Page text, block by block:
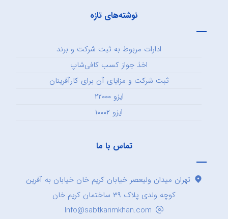
نوشته‌های تازه
ادارات مربوط به ثبت شرکت و برند
اخذ جواز کسب کافی‌شاپ
ثبت شرکت و مزایای آن برای کارآفرینان
ایزو ۲۲۰۰۰
ایزو ۱۰۰۰۲
تماس با ما
تهران میدان ولیعصر خیابان کریم خان خیابان به آفرین
کوچه ولدی پلاک ۳۹ ساختمان کریم خان
Info@sabtkarimkhan.com